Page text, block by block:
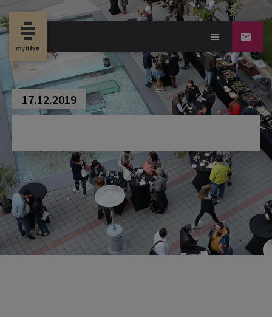
new propertynews
17.12.2019